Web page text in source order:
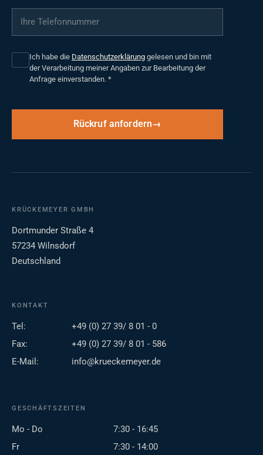
Ihre Telefonnummer
Ich habe die Datenschutzerklärung gelesen und bin mit
der Verarbeitung meiner Angaben zur Bearbeitung der
Anfrage einverstanden. *
Rückruf anfordern
KRÜCKEMEYER GMBH
Dortmunder Straße 4
57234 Wilnsdorf
Deutschland
KONTAKT
Tel:
+49 (0) 27 39/ 8 01 - 0
Fax:
+49 (0) 27 39/ 8 01 - 586
E-Mail:
info@krueckemeyer.de
GESCHÄFTSZEITEN
Mo - Do
7:30 - 16:45
Fr
7:30 - 14:00